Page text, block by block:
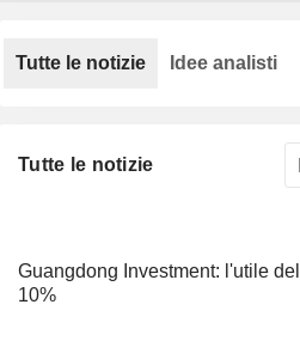
Tutte le notizie
Guangdong Investment: l'utile
10%
Tutte le notizie Idee analisti